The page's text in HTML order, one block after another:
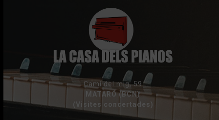
Camí del mig, 59
MATARÓ (BCN)
(Visites concertades)